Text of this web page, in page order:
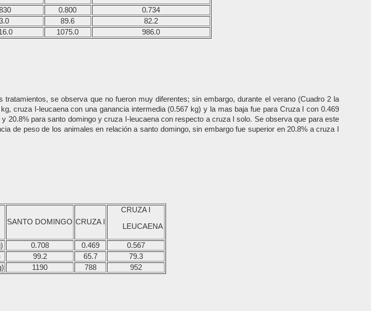
0.800
0.734
89.6
82.2
1075.0 986.0
se observa que no fueron muy diferentes; sin embargo, durante el verano (Cuadro 2 la
cruza I-leucaena con una ganancia intermedia (0.567 kg) y la mas baja fue para Cruza I con 0.469
20.8% para santo domingo y cruza I-leucaena con respecto a cruza I solo. Se observa que para este
de peso de los animales en relación a santo domingo, sin embargo fue superior en 20.8% a cruza I
SANTO DOMINGO CRUZA I
CRUZA I
LEUCAENA
0.708 0.469
0.567
99.2 65.7
79.3
1190 788 952